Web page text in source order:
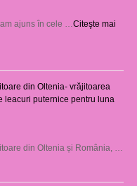
ajuns în cele … Citeşte mai
din Oltenia- vrăjitoarea
leacuri puternice pentru luna
din Oltenia și România, …